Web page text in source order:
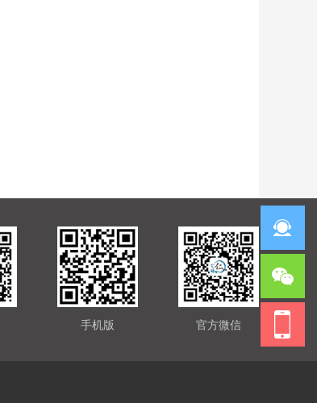
官方微信
手机版